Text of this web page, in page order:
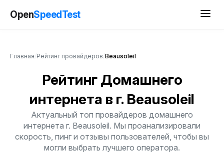
OpenSpeedTest
Главная Рейтинг провайдеров Beausoleil
Рейтинг Домашнего
интернета в г. Beausoleil
Актуальный топ провайдеров домашнего
интернета г. Beausoleil. Мы проанализировали
скорость, пинг и отзывы пользователей, чтобы вы
могли выбрать лучшего оператора.